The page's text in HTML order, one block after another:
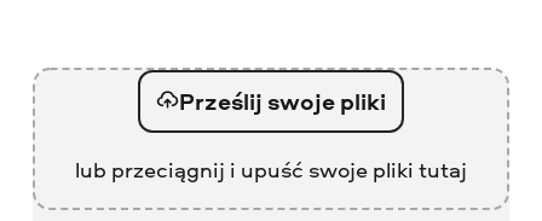
Prześlij swoje pliki
lub przeciągnij i upuść swoje pliki tutaj